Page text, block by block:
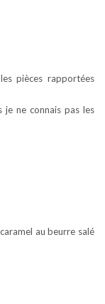
pièces rapportées
je ne connais pas les
au beurre salé